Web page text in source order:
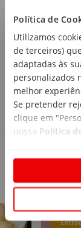
Política de
Utilizamos
de terceiros)
adaptadas às
personalizados
melhor
Se pretender
clique em
nossa Política
Receitas